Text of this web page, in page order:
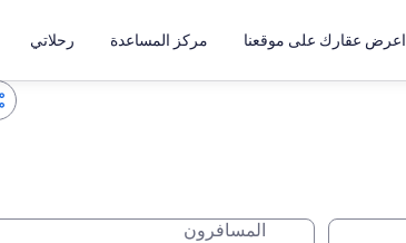
اعرض عقارك على موقعنا مركز المساعدة رحلاتي
المسافرون